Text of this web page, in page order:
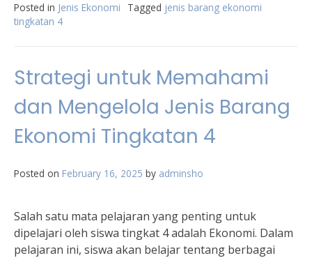
Posted in Jenis Ekonomi Tagged jenis barang ekonomi
tingkatan 4
Strategi untuk Memahami
dan Mengelola Jenis Barang
Ekonomi Tingkatan 4
Posted on February 16, 2025 by adminsho
Salah satu mata pelajaran yang penting untuk
dipelajari oleh siswa tingkat 4 adalah Ekonomi. Dalam
pelajaran ini, siswa akan belajar tentang berbagai